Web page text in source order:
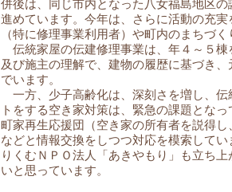
併後は、同じ市内となった八女福島地区
進めています。今年は、さらに活動の充
（特に修理事業利用者）や町内のまちづ
伝統家屋の伝建修理事業は、年４～５
及び施主の理解で、建物の履歴に基づき
でいます。
一方、少子高齢化は、深刻さを増し、
トをする空き家対策は、緊急の課題とな
町家再生応援団（空き家の所有者を説得
などと情報交換をしつつ対応を模索して
りくむＮＰＯ法人「あきやもり」も立ち
いと思っています。